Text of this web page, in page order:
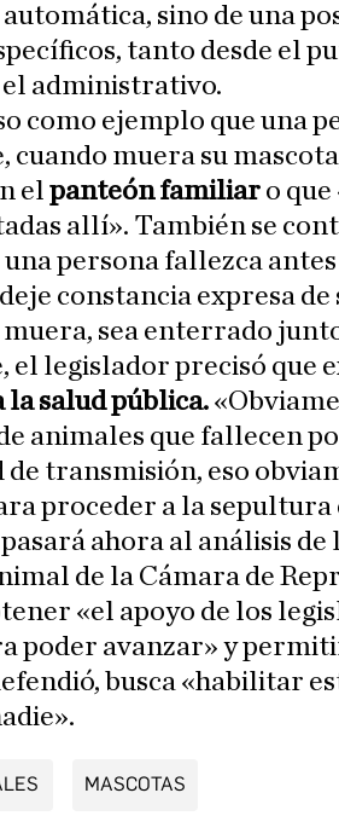
sino de una
tanto desde el
el administrativo.
como ejemplo que una
cuando muera su
el panteón familiar o que
allí». También se
persona fallezca
constancia expresa de
muera, sea enterrado
el legislador precisó que
la salud pública.
animales que fallecen
transmisión, eso
proceder a la sepultura
ahora al análisis de
de la Cámara de
«el apoyo de los
poder avanzar» y
busca «habilitar
MASCOTAS